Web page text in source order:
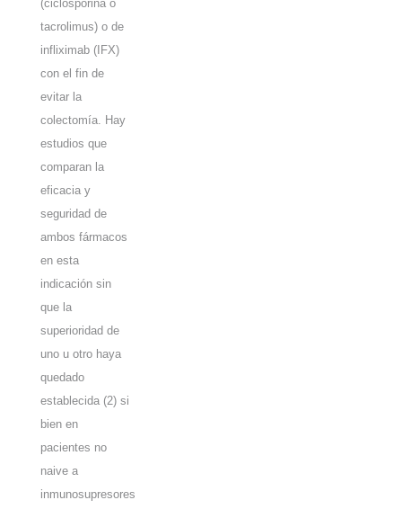
(ciclosporina o
tacrolimus) o de
infliximab (IFX)
con el fin de
evitar la
colectomía. Hay
estudios que
comparan la
eficacia y
seguridad de
ambos fármacos
en esta
indicación sin
que la
superioridad de
uno u otro haya
quedado
establecida (2) si
bien en
pacientes no
naive a
inmunosupresores